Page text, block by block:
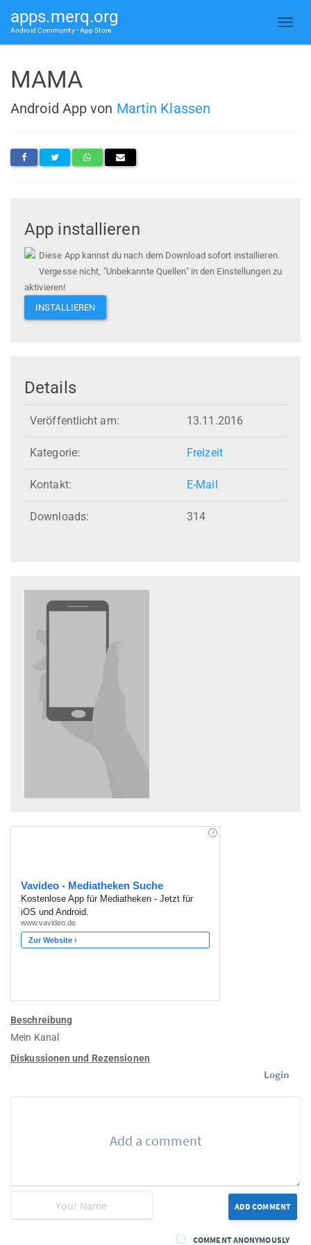
apps.merq.org
Android Community • App Store
MAMA
Android App von Martin Klassen
App installieren
Diese App kannst du nach dem Download sofort installieren.
Vergesse nicht, "Unbekannte Quellen" in den Einstellungen zu
aktivieren!
INSTALLIEREN
Details
Veröffentlicht am: 13.11.2016
Kategorie: Freizeit
Kontakt: E-Mail
Downloads: 314
Beschreibung
Mein Kanal
Diskussionen und Rezensionen
Login
ADD COMMENT
COMMENT ANONYMOUSLY